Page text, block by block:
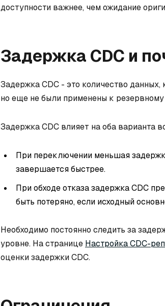
доступности важнее, чем ожидание
Задержка CDC и
Задержка CDC - это количество
но еще не были применены к
Задержка CDC влияет на оба варианта
При переключении меньшая
завершается быстрее.
При обходе отказа задержка CDC
быть потеряно, если исходный
Необходимо постоянно следить за
уровне. На странице Настройка CDC-
оценки задержки CDC.